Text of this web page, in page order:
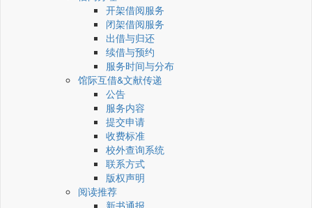
开架借阅服务
闭架借阅服务
出借与归还
续借与预约
服务时间与分布
馆际互借&文献传递
公告
服务内容
提交申请
收费标准
校外查询系统
联系方式
版权声明
阅读推荐